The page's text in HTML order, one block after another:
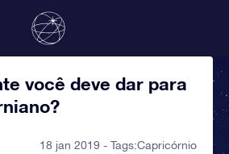
você deve dar para
18 jan 2019 - Tags:Capricórnio